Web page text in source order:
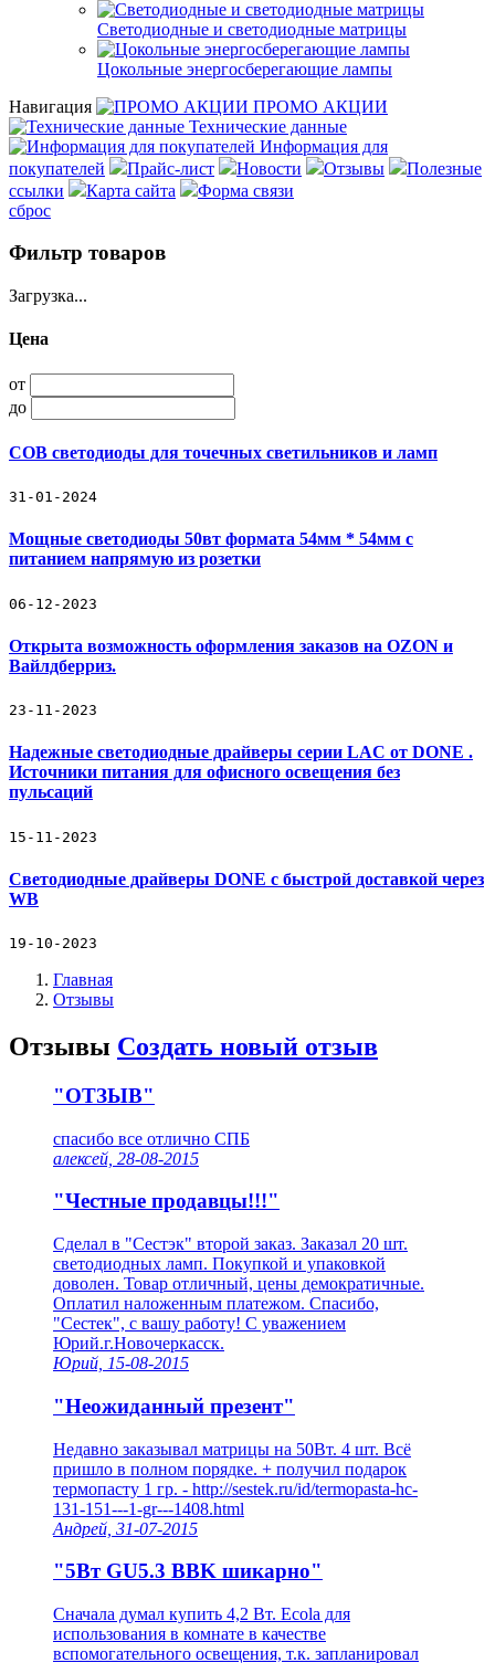
Светодиодные и светодиодные матрицы
Цокольные энергосберегающие лампы
Навигация
ПРОМО АКЦИИ
Технические данные
Информация для
покупателей
Прайс-лист Новости Отзывы
Полезные
ссылки
Карта сайта
Форма связи
сброс
Фильтр товаров
Загрузка...
Цена
от
до
COB светодиоды для точечных светильников и ламп
31-01-2024
Мощные светодиоды 50вт формата 54мм * 54мм с
питанием напрямую из розетки
06-12-2023
Открыта возможность оформления заказов на OZON и
Вайлдберриз.
23-11-2023
Надежные светодиодные драйверы серии LAC от DONE .
Источники питания для офисного освещения без
пульсаций
15-11-2023
Светодиодные драйверы DONE с быстрой доставкой через
WB
19-10-2023
Главная
Отзывы
Отзывы Создать новый отзыв
"ОТЗЫВ"
спасибо все отлично СПБ
алексей, 28-08-2015
"Честные продавцы!!!"
Сделал в "Сестэк" второй заказ. Заказал 20 шт.
светодиодных ламп. Покупкой и упаковкой
доволен. Товар отличный, цены демократичные.
Оплатил наложенным платежом. Спасибо,
"Сестек", с вашу работу! С уважением
Юрий.г.Новочеркасск.
Юрий, 15-08-2015
"Неожиданный презент"
Недавно заказывал матрицы на 50Вт. 4 шт. Всё
пришло в полном порядке. + получил подарок
термопасту 1 гр. - http://sestek.ru/id/termopasta-hc-
131-151---1-gr---1408.html
Андрей, 31-07-2015
"5Вт GU5.3 BBK шикарно"
Сначала думал купить 4,2 Вт. Ecola для
использования в комнате в качестве
вспомогательного освещения, т.к. запланировал